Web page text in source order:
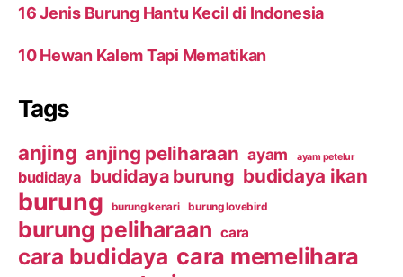
16 Jenis Burung Hantu Kecil di Indonesia
10 Hewan Kalem Tapi Mematikan
Tags
anjing anjing peliharaan ayam ayam petelur
budidaya budidaya burung budidaya ikan
burung burung kenari burung lovebird
burung peliharaan cara
cara budidaya cara memelihara